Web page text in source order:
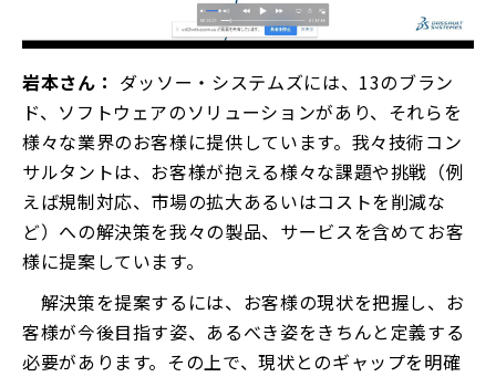
岩本さん： ダッソー・システムズには、13のブラン
ド、ソフトウェアのソリューションがあり、それらを
様々な業界のお客様に提供しています。我々技術コン
サルタントは、お客様が抱える様々な課題や挑戦（例
えば規制対応、市場の拡大あるいはコストを削減な
ど）への解決策を我々の製品、サービスを含めてお客
様に提案しています。
解決策を提案するには、お客様の現状を把握し、お
客様が今後目指す姿、あるべき姿をきちんと定義する
必要があります。その上で、現状とのギャップを明確